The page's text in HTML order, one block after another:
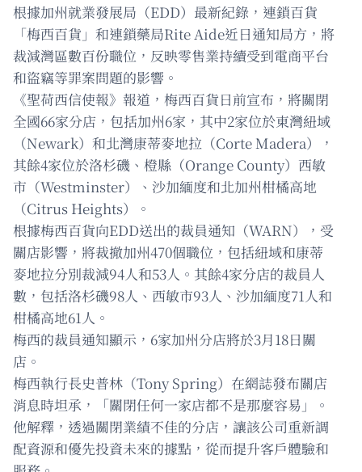
根據加州就業發展局（EDD）最新紀錄，連鎖百貨
「梅西百貨」和連鎖藥局Rite Aide近日通知局方，將
裁減灣區數百份職位，反映零售業持續受到電商平台
和盜竊等罪案問題的影響。
《聖荷西信使報》報道，梅西百貨日前宣布，將關閉
全國66家分店，包括加州6家，其中2家位於東灣紐域
（Newark）和北灣康蒂麥地拉（Corte Madera），
其餘4家位於洛杉磯、橙縣（Orange County）西敏
市（Westminster）、沙加緬度和北加州柑橘高地
（Citrus Heights）。
根據梅西百貨向EDD送出的裁員通知（WARN），受
關店影響，將裁撤加州470個職位，包括紐域和康蒂
麥地拉分別裁減94人和53人。其餘4家分店的裁員人
數，包括洛杉磯98人、西敏市93人、沙加緬度71人和
柑橘高地61人。
梅西的裁員通知顯示，6家加州分店將於3月18日關
店。
梅西執行長史普林（Tony Spring）在網誌發布關店
消息時坦承，「關閉任何一家店都不是那麼容易」。
他解釋，透過關閉業績不佳的分店，讓該公司重新調
配資源和優先投資未來的據點，從而提升客戶體驗和